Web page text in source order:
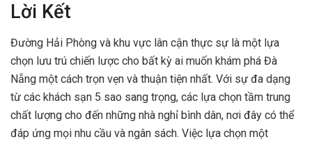
Lời Kết
Đường Hải Phòng và khu vực lân cận thực sự là một lựa
chọn lưu trú chiến lược cho bất kỳ ai muốn khám phá Đà
Nẵng một cách trọn vẹn và thuận tiện nhất. Với sự đa dạng
từ các khách sạn 5 sao sang trọng, các lựa chọn tầm trung
chất lượng cho đến những nhà nghỉ bình dân, nơi đây có thể
đáp ứng mọi nhu cầu và ngân sách. Việc lựa chọn một